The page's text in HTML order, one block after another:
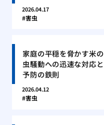
2026.04.17
害虫
家庭の平穏を脅かす米の
虫騒動への迅速な対応と
予防の鉄則
2026.04.12
害虫